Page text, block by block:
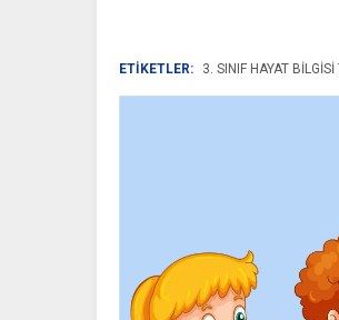
ETİKETLER: 3. SINIF HAYAT